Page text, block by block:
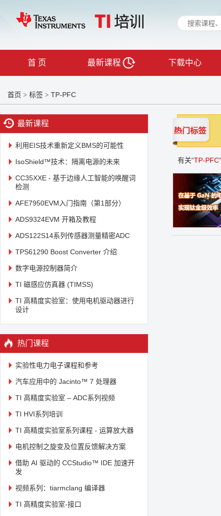
首 页 最新课程 下载中心
首页 > 标签 > TP-PFC
最新课程
利用EIS技术重新定义BMS的可能性
IsoShield™技术：隔离电源的未来
CC35XXE - 基于边缘人工智能的唤醒词
检测
AFE7950EVM入门指南（第1部分）
ADS9324EVM 开箱及教程
ADS122S14系列传感器测量精密ADC
TPS61290 Boost Converter 介绍
数字电源控制器简介
TI 磁感应仿真器 (TIMSS)
TI 高精度实验室：使用电机驱动器进行
设计
热门课程
实验性电力电子课程和参考
汽车应用中的 Jacinto™ 7 处理器
TI 高精度实验室 – ADC系列视频
TI HVI系列培训
TI 高精度实验室系列课程 - 运算放大器
电机控制之旋变及位置反馈解决方案
借助 AI 驱动的 CCStudio™ IDE 加速开
发
视频系列：tiarmclang 编译器
TI 高精度实验室-接口
有关“TP-PFC